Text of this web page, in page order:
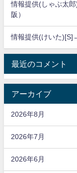
情報提供(しゃぶ太
阪）
情報提供(けいた
最近のコメント
アーカイブ
2026年8月
2026年7月
2026年6月